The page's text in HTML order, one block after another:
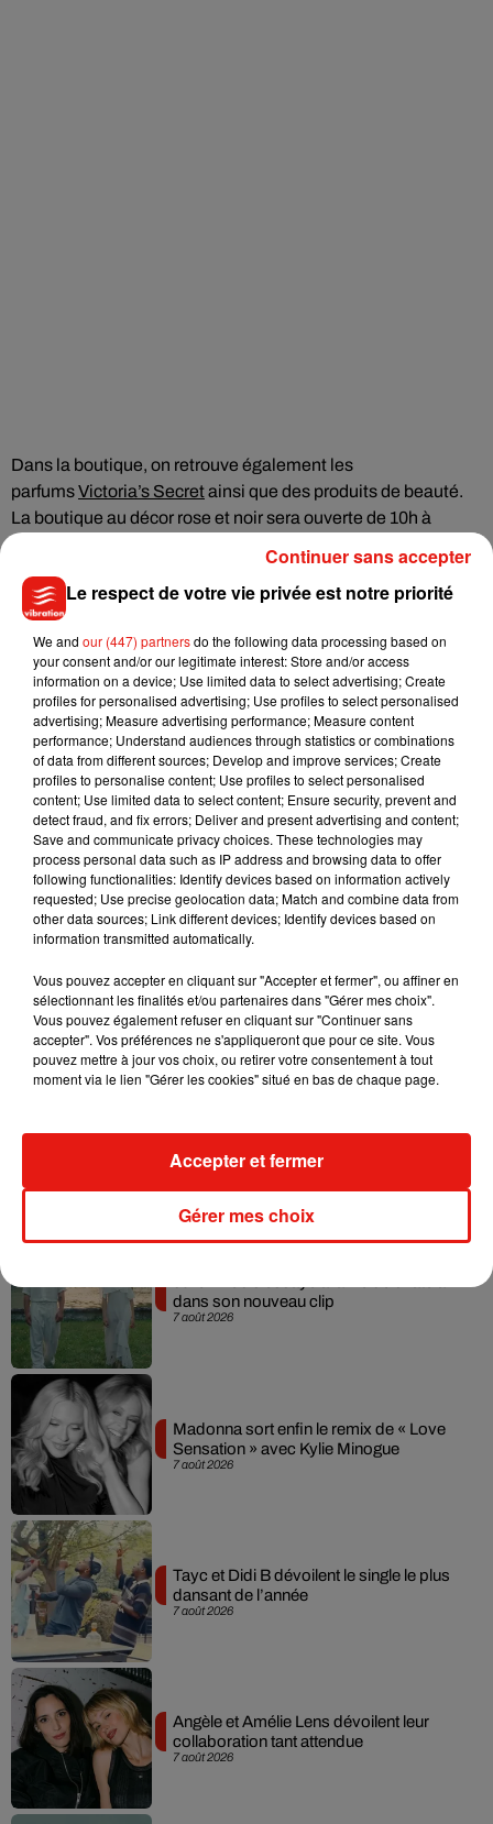
Dans la boutique, on retrouve également les
parfumsVictoria’s Secretainsi que des produits de beauté.
La boutique au décor rose et noir sera ouverte de 10h à
7 août 2026
dans son nouveau clip
7 août 2026
Madonna sort enfin le remix de « Love
Sensation » avec Kylie Minogue
7 août 2026
Tayc et Didi B dévoilent le single le plus
dansant de l’année
7 août 2026
Angèle et Amélie Lens dévoilent leur
collaboration tant attendue
Le respect de votre vie privée est notre priorité
We and our (447) partnersdo the following data processing based on
your consent and/or our legitimate interest: Store and/or access
information on a device; Use limited data to select advertising; Create
profiles for personalised advertising; Use profiles to select personalised
advertising; Measure advertising performance; Measure content
performance; Understand audiences through statistics or combinations
of data from different sources; Develop and improve services; Create
profiles to personalise content; Use profiles to select personalised
content; Use limited data to select content; Ensure security, prevent and
detect fraud, and fix errors; Deliver and present advertising and content;
Save and communicate privacy choices. These technologies may
process personal data such as IP address and browsing data to offer
following functionalities: Identify devices based on information actively
requested; Use precise geolocation data; Match and combine data from
other data sources; Link different devices; Identify devices based on
information transmitted automatically.
Vous pouvez accepter en cliquant sur "Accepter et fermer", ou affiner en
sélectionnant les finalités et/ou partenaires dans "Gérer mes choix".
Vous pouvez également refuser en cliquant sur "Continuer sans
accepter". Vos préférences ne s'appliqueront que pour ce site. Vous
pouvez mettre à jour vos choix, ou retirer votre consentement à tout
moment via le lien "Gérer les cookies" situé en bas de chaque page.
Gérer mes choix
Accepter et fermer
Continuer sans accepter